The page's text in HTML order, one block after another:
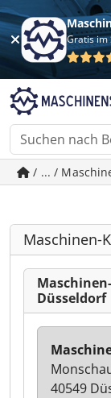
Gratis im
/ ... /
Maschinen-
Düsseldorf
40549